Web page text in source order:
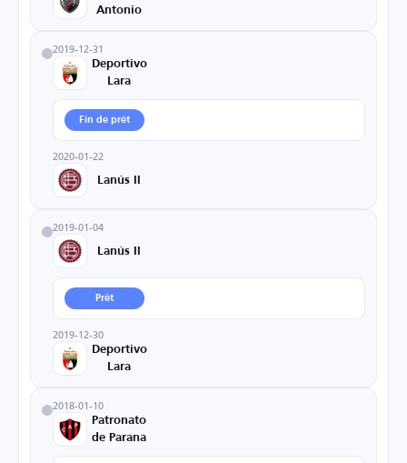
Antonio
2019-12-31
Deportivo
Lara
Fin de prêt
2020-01-22
Lanús II
2019-01-04
Lanús II
Prêt
2019-12-30
Deportivo
Lara
2018-01-10
Patronato
de Parana